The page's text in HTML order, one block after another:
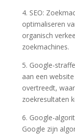
4. SEO:
optimaliseren
organisch
zoekmachines.
5. Google-
aan een
overtreedt,
zoekresultaten
6. Google-
Google zijn